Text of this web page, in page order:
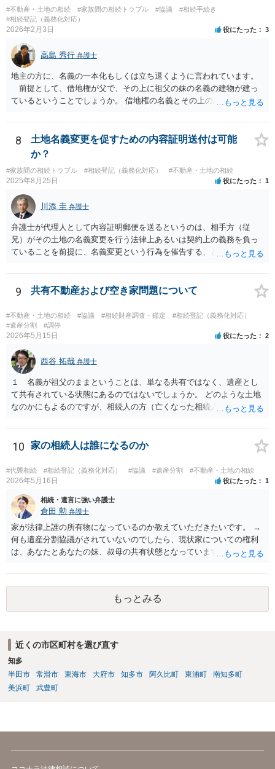
ば、ご依頼になるかは別にして、お近くの弁護士に直接相談されて、
費用の支払を含めた今後の対応についてアドバイスを求めることをお
すすめいたします。 ご参考にしていただけますと幸いです。
#不動産・土地の相続 #家族間の相続トラブル #協議
#相続手続き
#相続登記（義務化対応）
2026年2月3日 役にたった 3
高島 秀行 弁護士
地主の方に、名義の一本化もしくは立ち退くように言われています。
前提として、借地権が父で、その上に祖父の妹の名義の建物が建っ
ているということでしょうか。 借地権の名義とその上の建物の名義が
うか。 そうだとすると、借地を転貸してきたこととなるので、解消
しないと 借地契約を解除されてしまう可能性があると思います。 長
いこと使用していなかったので、無償で貸していたのであれば 使用貸
借は目的が達成され終了したとして、明渡をしてもらったら良いと思
います。 複雑な事情がありますので、弁護士に面談で詳しい事情を
話して相談されたら良いと思います。
8
土地名義変更を促すための内容証明送付は可能
か？
#家族間の相続トラブル #相続登記（義務化対応） #不動産・土地の相続
2025年8月25日 役にたった 1
川添 圭 弁護士
弁護士が代理人として内容証明郵便を送るというのは、相手方（従
兄）がその土地の名義変更を行う法律上あるいは契約上の義務を負っ
ていることを前提に、名義変更という行為を催告する、という使い方
ベースの場合、仮に弁護士から通知するとしてもソフトな表現を使っ
た「お手紙」にならざるを得ず、内容証明郵便が不適当なケースもあ
るでしょう。 つまり、本件で「弁護士から内容証明を送り土地の名義
変更を促すことが出来るかどうか」を判断するためには、詳しい背景
事情が必要です。詳しい事情もとに、弁護士へ直接ご相談いただいた
方がよいでしょう。
9 共有不動産および空き家問題について
#不動産・土地の相続 #協議 #相続財産調査・鑑定
#相続登記（義務化対応）
#遺産分割
#調停
2026年5月15日 役にたった 2
西谷 拓哉 弁護士
１ 名義が祖父のままということは、単なる共有ではなく、遺産とし
て共有されている状態にあるのではないでしょうか。 どのような土地
なのかにもよるのですが、相続人の方（亡くなった相続人がおられる
の申立てを行うことが考えられます。 たとえば、みなが要らない土地
建物ということであれば、遺産分割協議の中で、申立人のお父様が全
て権利を無償で取得して 今後は、お父様で必要な対応を行うと提案す
ることなどは一つ考えられるかなと思います。 なお、遺産としての共
有と、通常の共有が混在している場合はまた少し話が変わってきます
のでご留意ください。 ２ 法テラスの利用については各法律事務所に
直接お尋ねされるとよいと思います。一定の収入や預貯金がお父さま
にある場合は ご利用が難しい場合があります。
10 家の相続人は誰になるのか
#代襲相続 #相続登記（義務化対応） #協議 #遺産分割 #不動産・土地の相続
2026年5月16日 役にたった 1
相続・遺言に強い弁護士
倉田 勲 弁護士
家が法律上誰の所有物になっているのか教えていただきたいです。 →
何も遺産分割協議がされていないのでしたら、現状家についての権利
は、あなたとあなたの妹、叔母の共有状態となっています。 相続割合
が祖父から相続した１/４は相続人全員が相続放棄したため相続人不在
の状態です。 そのため相続持ち分の登記のみであれば上記の割合での
登記をすれば足りますが、仮に家を処分するのであればお父様の１/４
に関して相続財産清算人を選任してその清算人含めて処分の手続きを
もっとみる
近くの市区町村を選び直す
知多
半田市
常滑市 東海市 大府市 知多市 阿久比町 東浦町
南知多町
美浜町
武豊町